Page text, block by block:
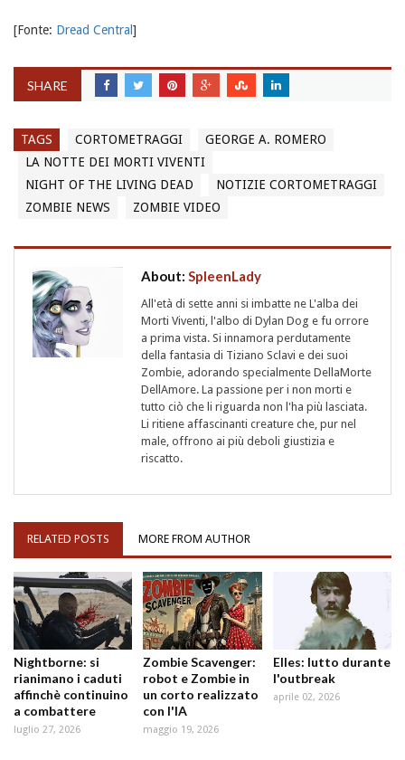
[Fonte: Dread Central ]
SHARE
TAGS CORTOMETRAGGI
GEORGE A. ROMERO
LA NOTTE DEI MORTI VIVENTI
NIGHT OF THE LIVING DEAD
NOTIZIE CORTOMETRAGGI
ZOMBIE NEWS
ZOMBIE VIDEO
About: SpleenLady
All'età di sette anni si imbatte ne L'alba dei
Morti Viventi, l'albo di Dylan Dog e fu orrore
a prima vista. Si innamora perdutamente
della fantasia di Tiziano Sclavi e dei suoi
Zombie, adorando specialmente DellaMorte
DellAmore. La passione per i non morti e
tutto ciò che li riguarda non l'ha più lasciata.
Li ritiene affascinanti creature che, pur nel
male, offrono ai più deboli giustizia e
riscatto.
RELATED POSTS MORE FROM AUTHOR
Nightborne: si
rianimano i caduti
affinchè continuino
a combattere
luglio 27, 2026
Zombie Scavenger:
robot e Zombie in
un corto realizzato
con l'IA
maggio 19, 2026
Elles: lutto durante
l'outbreak
aprile 02, 2026